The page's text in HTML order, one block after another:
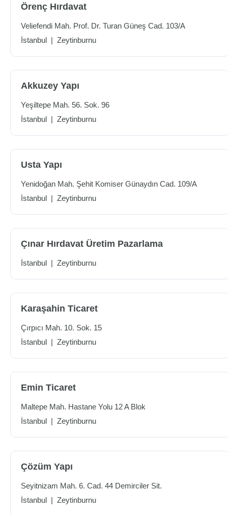
Örenç Hırdavat
Veliefendi Mah. Prof. Dr. Turan Güneş Cad. 103/A
İstanbul | Zeytinburnu
Akkuzey Yapı
Yeşiltepe Mah. 56. Sok. 96
İstanbul | Zeytinburnu
Usta Yapı
Yenidoğan Mah. Şehit Komiser Günaydın Cad. 109/A
İstanbul | Zeytinburnu
Çınar Hırdavat Üretim Pazarlama
İstanbul | Zeytinburnu
Karaşahin Ticaret
Çırpıcı Mah. 10. Sok. 15
İstanbul | Zeytinburnu
Emin Ticaret
Maltepe Mah. Hastane Yolu 12 A Blok
İstanbul | Zeytinburnu
Çözüm Yapı
Seyitnizam Mah. 6. Cad. 44 Demirciler Sit.
İstanbul | Zeytinburnu